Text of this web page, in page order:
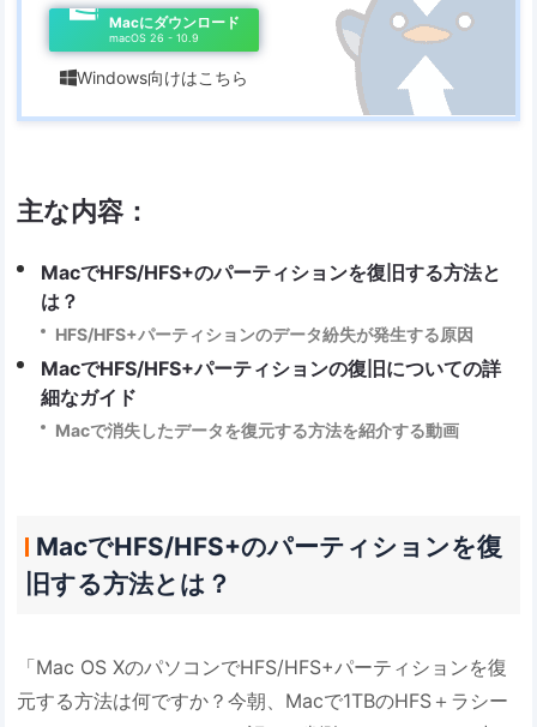
Macにダウンロード
macOS 26 - 10.9
Windows向けはこちら
主な内容：
MacでHFS/HFS+のパーティションを復旧する方法と
は？
HFS/HFS+パーティションのデータ紛失が発生する原因
MacでHFS/HFS+パーティションの復旧についての詳
細なガイド
Macで消失したデータを復元する方法を紹介する動画
MacでHFS/HFS+のパーティションを復
旧する方法とは？
「Mac OS XのパソコンでHFS/HFS+パーティションを復
元する方法は何ですか？今朝、Macで1TBのHFS＋ラシー